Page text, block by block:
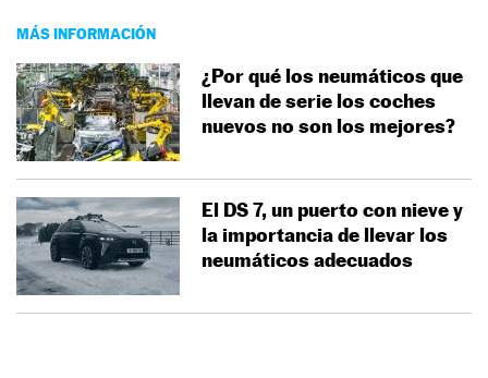
MÁS INFORMACIÓN
¿Por qué los neumáticos que
llevan de serie los coches
nuevos no son los mejores?
El DS 7, un puerto con nieve y
la importancia de llevar los
neumáticos adecuados